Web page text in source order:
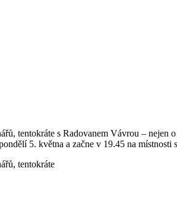
tentokráte s Radovanem Vávrou – nejen
5. května a začne v 19.45 na místnosti
tentokráte